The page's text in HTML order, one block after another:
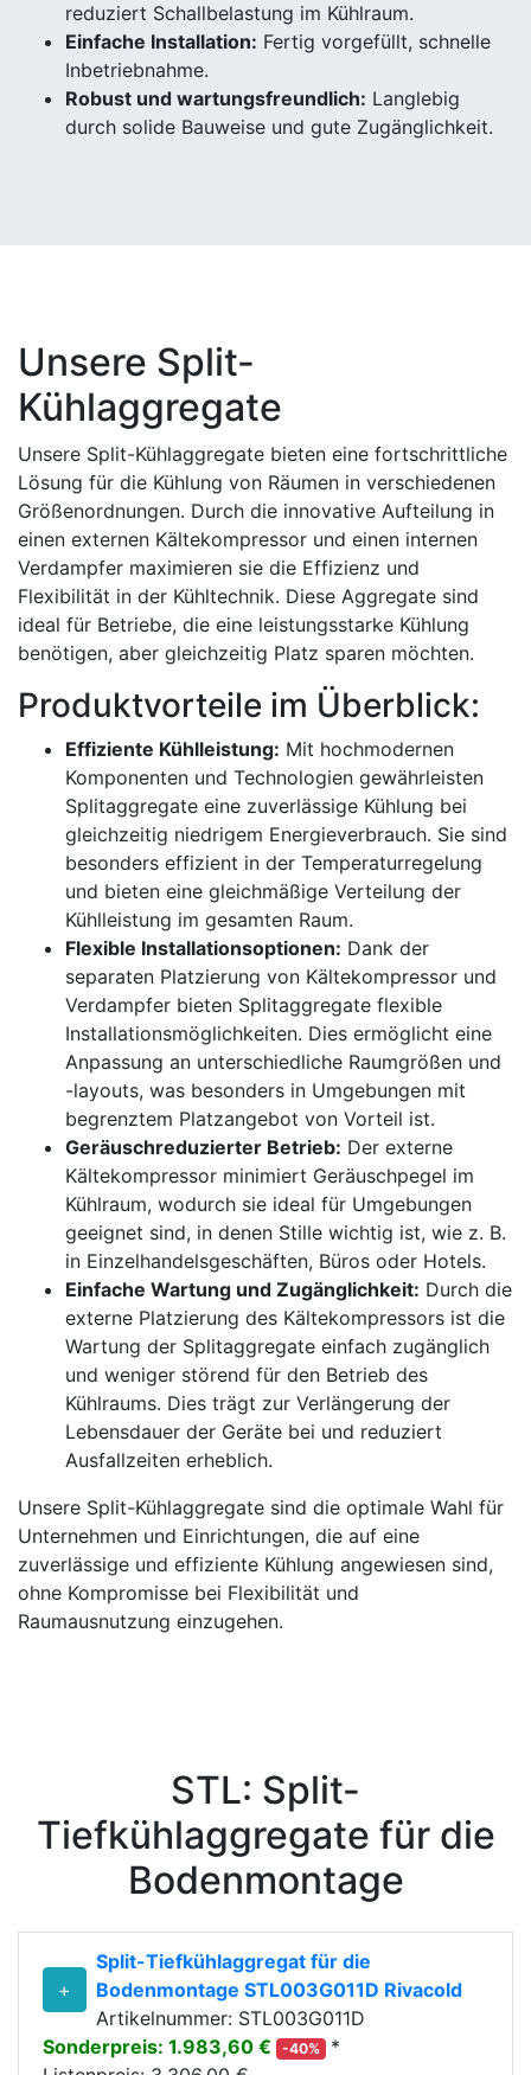
reduziert Schallbelastung im Kühlraum.
Einfache Installation: Fertig vorgefüllt, schnelle
Inbetriebnahme.
Robust und wartungsfreundlich: Langlebig
durch solide Bauweise und gute Zugänglichkeit.
Unsere Split-
Kühlaggregate
Unsere Split-Kühlaggregate bieten eine fortschrittliche
Lösung für die Kühlung von Räumen in verschiedenen
Größenordnungen. Durch die innovative Aufteilung in
einen externen Kältekompressor und einen internen
Verdampfer maximieren sie die Effizienz und
Flexibilität in der Kühltechnik. Diese Aggregate sind
ideal für Betriebe, die eine leistungsstarke Kühlung
benötigen, aber gleichzeitig Platz sparen möchten.
Produktvorteile im Überblick:
Effiziente Kühlleistung: Mit hochmodernen
Komponenten und Technologien gewährleisten
Splitaggregate eine zuverlässige Kühlung bei
gleichzeitig niedrigem Energieverbrauch. Sie sind
besonders effizient in der Temperaturregelung
und bieten eine gleichmäßige Verteilung der
Kühlleistung im gesamten Raum.
Flexible Installationsoptionen: Dank der
separaten Platzierung von Kältekompressor und
Verdampfer bieten Splitaggregate flexible
Installationsmöglichkeiten. Dies ermöglicht eine
Anpassung an unterschiedliche Raumgrößen und
-layouts, was besonders in Umgebungen mit
begrenztem Platzangebot von Vorteil ist.
Geräuschreduzierter Betrieb: Der externe
Kältekompressor minimiert Geräuschpegel im
Kühlraum, wodurch sie ideal für Umgebungen
geeignet sind, in denen Stille wichtig ist, wie z. B.
in Einzelhandelsgeschäften, Büros oder Hotels.
Einfache Wartung und Zugänglichkeit: Durch die
externe Platzierung des Kältekompressors ist die
Wartung der Splitaggregate einfach zugänglich
und weniger störend für den Betrieb des
Kühlraums. Dies trägt zur Verlängerung der
Lebensdauer der Geräte bei und reduziert
Ausfallzeiten erheblich.
Unsere Split-Kühlaggregate sind die optimale Wahl für
Unternehmen und Einrichtungen, die auf eine
zuverlässige und effiziente Kühlung angewiesen sind,
ohne Kompromisse bei Flexibilität und
Raumausnutzung einzugehen.
STL: Split-
Tiefkühlaggregate für die
Bodenmontage
+
Split-Tiefkühlaggregat für die
Bodenmontage STL003G011D Rivacold
Artikelnummer: STL003G011D
Sonderpreis: 1.983,60 €
-40%
*